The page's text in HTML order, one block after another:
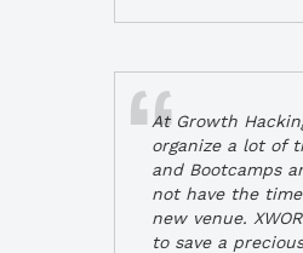
At Growth
organize a lot of
and Bootcamps
not have the
new venue.
to save a